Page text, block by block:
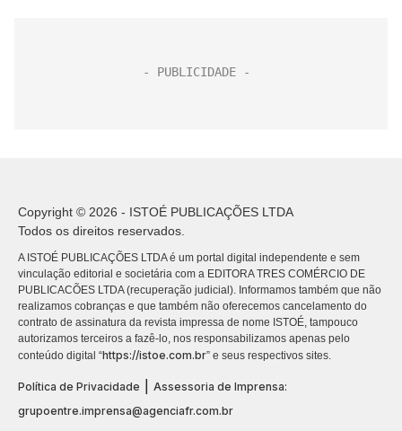
Copyright © 2026 - ISTOÉ PUBLICAÇÕES LTDA
Todos os direitos reservados.
A ISTOÉ PUBLICAÇÕES LTDA é um portal digital independente e sem
vinculação editorial e societária com a EDITORA TRES COMÉRCIO DE
PUBLICACÕES LTDA (recuperação judicial). Informamos também que não
realizamos cobranças e que também não oferecemos cancelamento do
contrato de assinatura da revista impressa de nome ISTOÉ, tampouco
autorizamos terceiros a fazê-lo, nos responsabilizamos apenas pelo
conteúdo digital “https://istoe.com.br” e seus respectivos sites.
Política de Privacidade
Assessoria de Imprensa:
grupoentre.imprensa@agenciafr.com.br